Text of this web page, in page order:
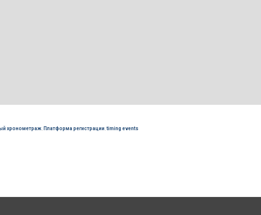
хронометраж Платформа регистрации ,timing events